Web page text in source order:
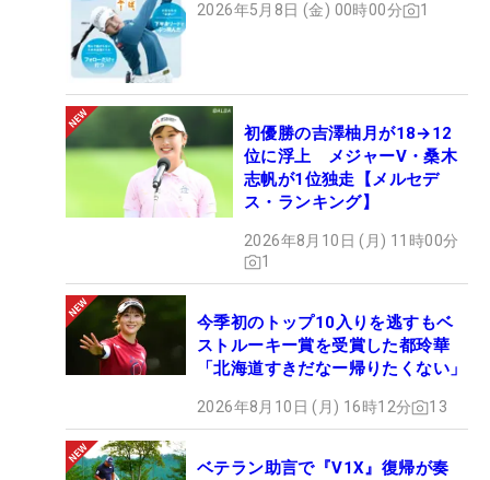
2026年5月8日 (金) 00時00分 1
初優勝の吉澤柚月が18→12
位に浮上 メジャーV・桑木
志帆が1位独走【メルセデ
ス・ランキング】
2026年8月10日 (月) 11時00分
1
今季初のトップ10入りを逃すもベ
ストルーキー賞を受賞した都玲華
「北海道すきだなー帰りたくない」
2026年8月10日 (月) 16時12分 13
ベテラン助言で『V1X』復帰が奏